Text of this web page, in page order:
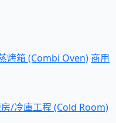
烤箱 (Combi Oven) 商用
/冷庫工程 (Cold Room)